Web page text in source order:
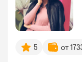
5 от